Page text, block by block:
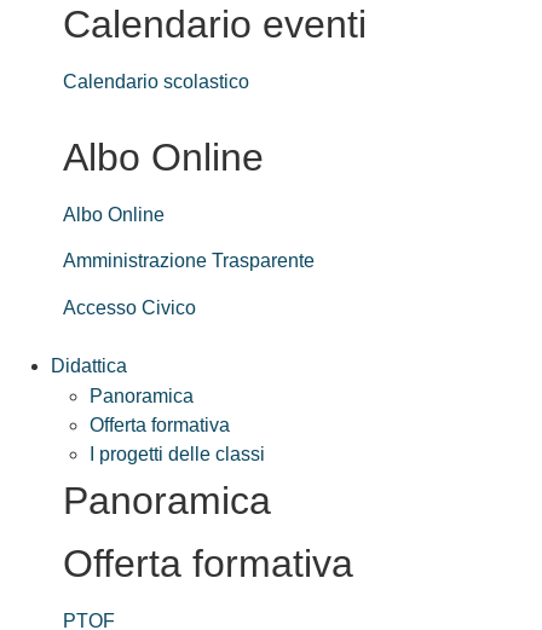
Calendario eventi
Calendario scolastico
Albo Online
Albo Online
Amministrazione Trasparente
Accesso Civico
Didattica
Panoramica
Offerta formativa
I progetti delle classi
Panoramica
Offerta formativa
PTOF